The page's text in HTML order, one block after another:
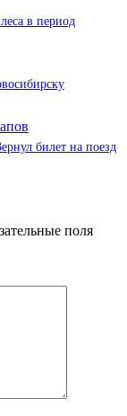
в период
билет на поезд
поля